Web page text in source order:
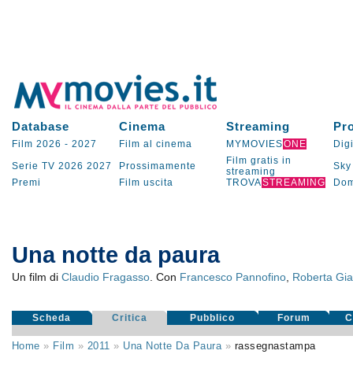
Database Cinema Streaming
Film 2026 - 2027 Film al cinema MYMOVIESONE
Serie TV 2026 2027 Prossimamente
Film gratis in
streaming
Sky
Premi
Film uscita TROVASTREAMING
Una notte da paura
Un film di Claudio Fragasso. Con Francesco Pannofino, Roberta
Scheda Critica Pubblico Forum
Home » Film » 2011 » Una Notte Da Paura» rassegnastampa